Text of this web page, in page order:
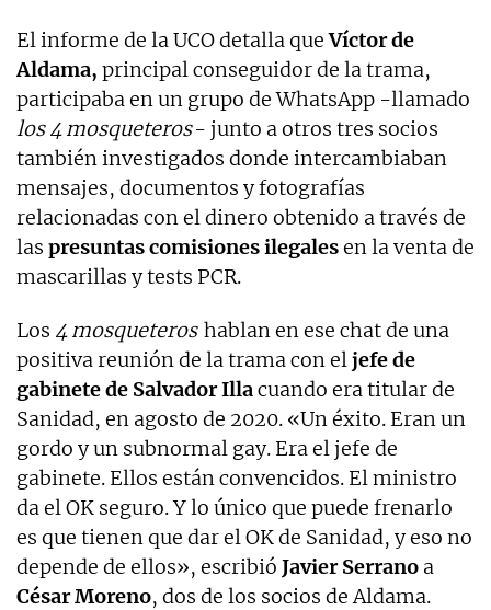
El informe de la UCO detalla queVíctor de
Aldama, principal conseguidor de la trama,
participaba en un grupo de WhatsApp -llamado
los 4 mosqueteros- junto a otros tres socios
también investigados donde intercambiaban
mensajes, documentos y fotografías
relacionadas con el dinero obtenido a través de
las presuntas comisiones ilegalesen la venta de
mascarillas y tests PCR.
Los 4 mosqueteros hablan en ese chat de una
positiva reunión de la trama con eljefe de
gabinete de Salvador Illacuando era titular de
Sanidad, en agosto de 2020. «Un éxito. Eran un
gordo y un subnormal gay. Era el jefe de
gabinete. Ellos están convencidos. El ministro
da el OK seguro. Y lo único que puede frenarlo
es que tienen que dar el OK de Sanidad, y eso no
depende de ellos», escribió Javier Serrano a
César Moreno, dos de los socios de Aldama.